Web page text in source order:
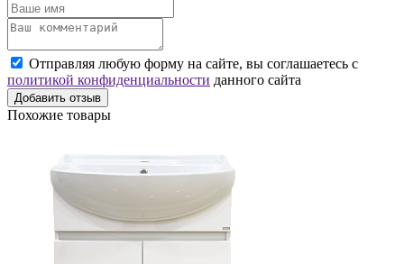
Отправляя любую форму на сайте, вы соглашаетесь с
политикой конфиденциальности данного сайта
Добавить отзыв
Похожие товары